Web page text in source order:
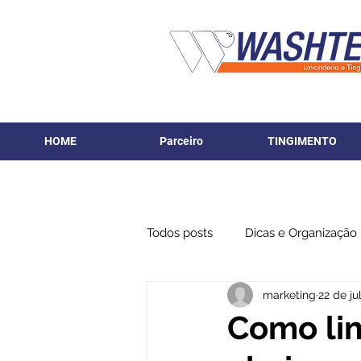
HOME Parceiro TINGIMENTO
Todos posts Dicas e Organização
Como
marketing 22 de